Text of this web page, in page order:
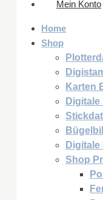
Mein Konto
Home
Shop
Karten
Digitale
Digitale
Shop